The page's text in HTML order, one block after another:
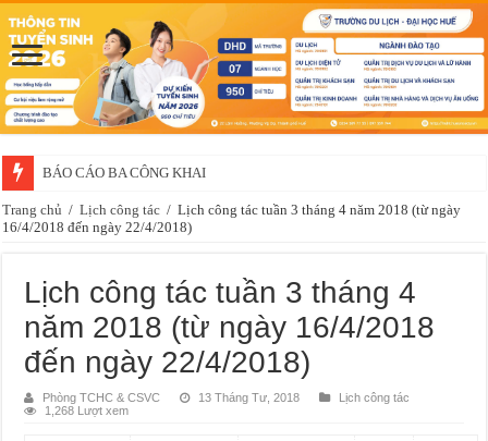
BÁO CÁO BA CÔNG KHAI
Trang chủ / Lịch công tác / Lịch công tác tuần 3 tháng 4 năm 2018 (từ ngày
16/4/2018 đến ngày 22/4/2018)
Lịch công tác tuần 3 tháng 4
năm 2018 (từ ngày 16/4/2018
đến ngày 22/4/2018)
Phòng TCHC & CSVC 13 Tháng Tư, 2018
Lịch công tác
1,268 Lượt xem